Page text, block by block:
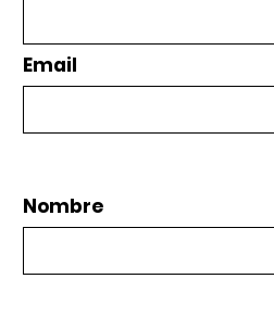
Email
Nombre